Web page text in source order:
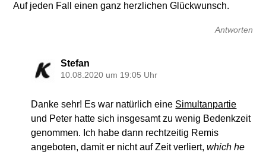
Auf jeden Fall einen ganz herzlichen Glückwunsch.
Antworten
Stefan
10.08.2020 um 19:05 Uhr
Danke sehr! Es war natürlich eine Simultanpartie
und Peter hatte sich insgesamt zu wenig Bedenkzeit
genommen. Ich habe dann rechtzeitig Remis
angeboten, damit er nicht auf Zeit verliert,which he